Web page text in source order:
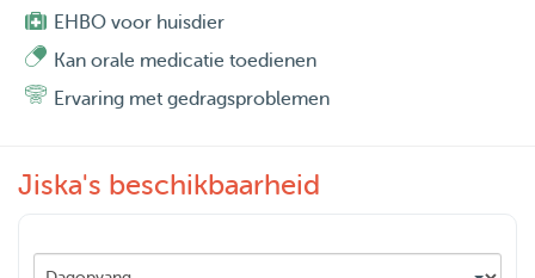
achter wat voor onvoorwaardelijke liefde zo’n beestje je
kan geven. En daarnaast ook nog eens gezelligheid &
vrolijkheid. Met alle liefde passen wij vaak genoeg op
waardoor wij (nog) geen dieren kunnen hebben.
EHBO voor huisdier
Kan orale medicatie toedienen
Ervaring met gedragsproblemen
Jiska's beschikbaarheid